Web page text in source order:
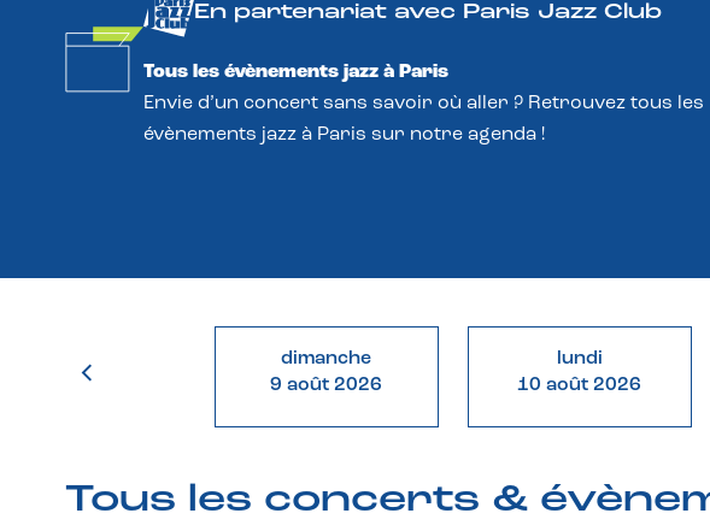
En partenariat avec Paris Jazz Club
Tous les évènements jazz à Paris
Envie d’un concert sans savoir où aller ? Retrouvez tous les
évènements jazz à Paris sur notre agenda !
dimanche
9 août 2026
lundi
10 août 2026
Tous les concerts &